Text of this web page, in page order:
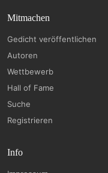
Mitmachen
Gedicht veröffentlichen
Autoren
Wettbewerb
Hall of Fame
Suche
Registrieren
Info